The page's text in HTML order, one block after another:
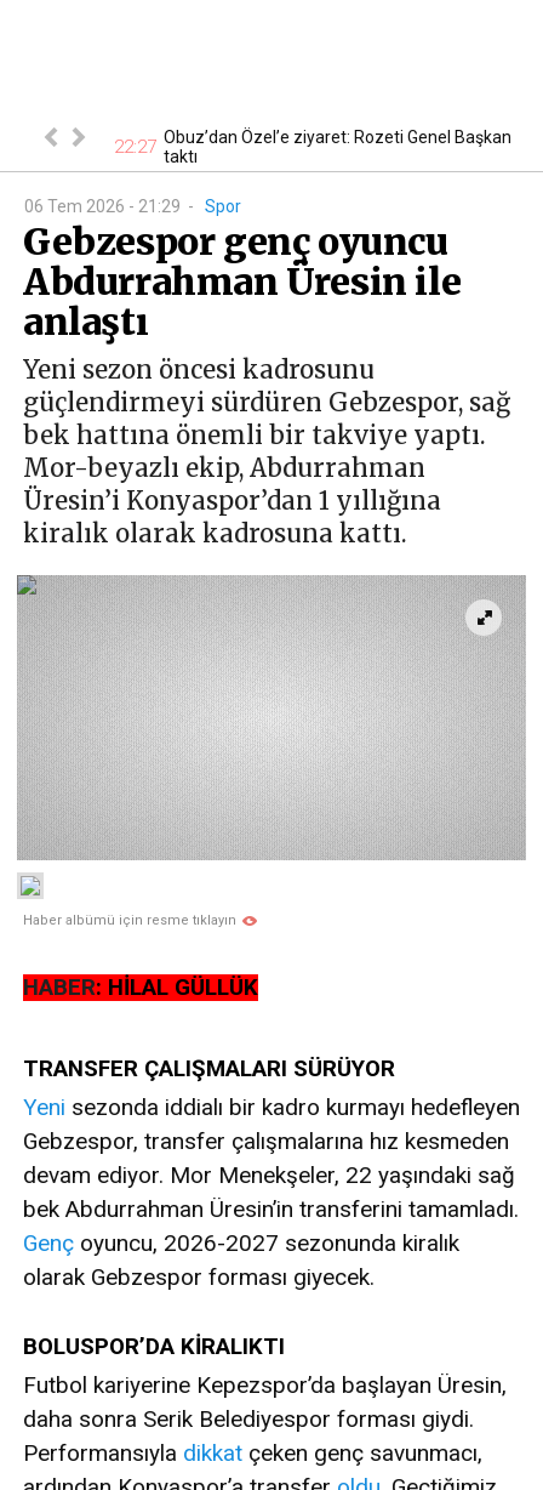
ucuzu 115 22:27 Obuz’dan Özel’e ziyaret: Rozeti Genel Başkan
taktı
06 Tem 2026 - 21:29 - Spor
Gebzespor genç oyuncu
Abdurrahman Üresin ile
anlaştı
Yeni sezon öncesi kadrosunu
güçlendirmeyi sürdüren Gebzespor, sağ
bek hattına önemli bir takviye yaptı.
Mor-beyazlı ekip, Abdurrahman
Üresin’i Konyaspor’dan 1 yıllığına
kiralık olarak kadrosuna kattı.
Haber albümü için resme tıklayın
HABER: HİLAL GÜLLÜK
TRANSFER ÇALIŞMALARI SÜRÜYOR
Yeni sezonda iddialı bir kadro kurmayı hedefleyen
Gebzespor, transfer çalışmalarına hız kesmeden
devam ediyor. Mor Menekşeler, 22 yaşındaki sağ
bek Abdurrahman Üresin’in transferini tamamladı.
Genç oyuncu, 2026-2027 sezonunda kiralık
olarak Gebzespor forması giyecek.
BOLUSPOR’DA KİRALIKTI
Futbol kariyerine Kepezspor’da başlayan Üresin,
daha sonra Serik Belediyespor forması giydi.
Performansıyla dikkat çeken genç savunmacı,